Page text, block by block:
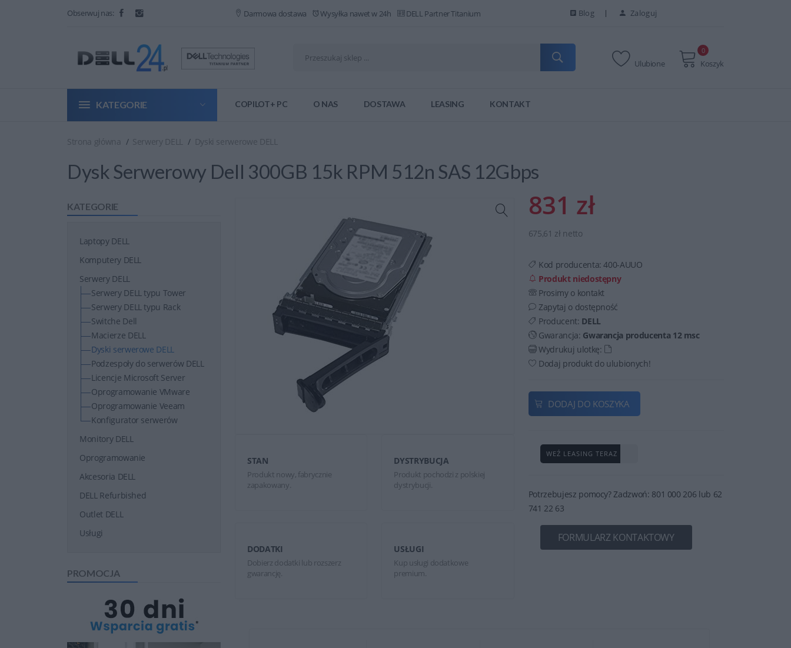
Obserwuj nas: Darmowa dostawa Wysyłka nawet w 24h DELL Partner Titanium Blog Zaloguj
Ulubione Koszyk
0
KATEGORIE COPILOT+ PC O NAS DOSTAWA LEASING KONTAKT
Strona główna Serwery DELL Dyski serwerowe DELL
Dysk Serwerowy Dell 300GB 15k RPM 512n SAS 12Gbps
KATEGORIE
Laptopy DELL
Komputery DELL
Serwery DELL
Serwery DELL typu Tower
Serwery DELL typu Rack
Switche Dell
Macierze DELL
Dyski serwerowe DELL
Podzespoły do serwerów DELL
Licencje Microsoft Server
Oprogramowanie VMware
Oprogramowanie Veeam
Konfigurator serwerów
Monitory DELL
Oprogramowanie
Akcesoria DELL
DELL Refurbished
Outlet DELL
Usługi
PROMOCJA
STAN
Produkt nowy, fabrycznie
zapakowany.
DYSTRYBUCJA
Produkt pochodzi z polskiej
dystrybucji.
DODATKI
Dobierz dodatki lub rozszerz
gwarancję.
USŁUGI
Kup usługi dodatkowe
premium.
831 zł
675,61 zł netto
Kod producenta:400-AUUO
Produkt niedostępny
Prosimy o kontakt
Zapytaj o dostępność
Producent: DELL
Gwarancja: Gwarancja producenta 12 msc
Wydrukuj ulotkę:
Dodaj produkt do ulubionych!
DODAJ DO KOSZYKA
WEŹ LEASING TERAZ
Potrzebujesz pomocy? Zadzwoń: 801 000 206 lub 62
741 22 63
FORMULARZ KONTAKTOWY